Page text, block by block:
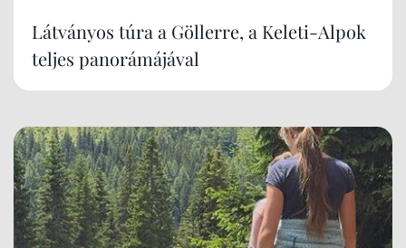
Látványos túra a Göllerre, a Keleti-Alpok
teljes panorámájával